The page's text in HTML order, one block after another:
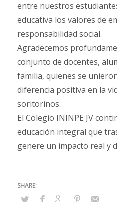
entre nuestros
educativa los valores de
responsabilidad social.
Agradecemos
conjunto de docentes,
familia, quienes se
diferencia positiva en la
soritorinos.
El Colegio ININPE JV
educación integral que
genere un impacto real y